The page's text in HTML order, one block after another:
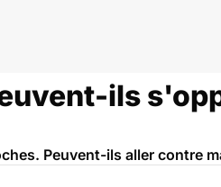
ils
Peuvent-ils aller contre